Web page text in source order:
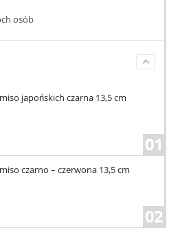
osób
japońskich czarna 13,5 cm
01
czarno – czerwona 13,5 cm
02